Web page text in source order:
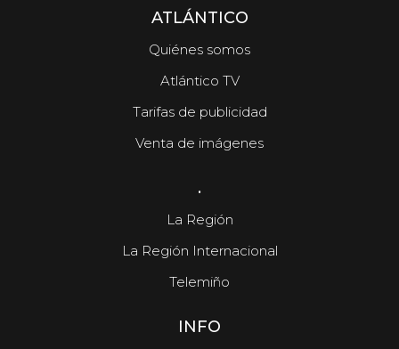
ATLÁNTICO
Quiénes somos
Atlántico TV
Tarifas de publicidad
Venta de imágenes
.
La Región
La Región Internacional
Telemiño
INFO